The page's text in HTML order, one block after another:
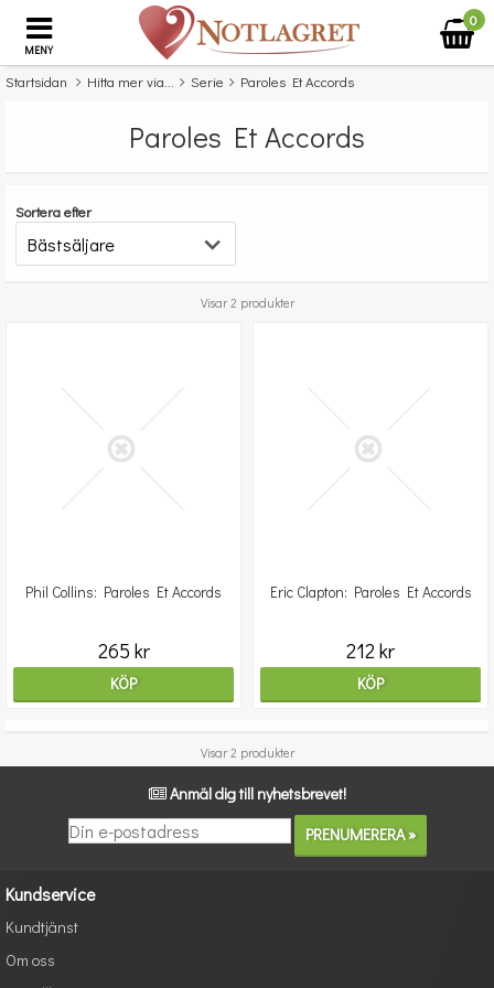
MENY
0
Startsidan Hitta mer via... Serie Paroles Et Accords
Paroles Et Accords
Sortera efter
Visar 2 produkter
Phil Collins: Paroles Et Accords
265 kr
KÖP
Eric Clapton: Paroles Et Accords
212 kr
KÖP
Visar 2 produkter
Anmäl dig till nyhetsbrevet!
Kundservice
Kundtjänst
Om oss